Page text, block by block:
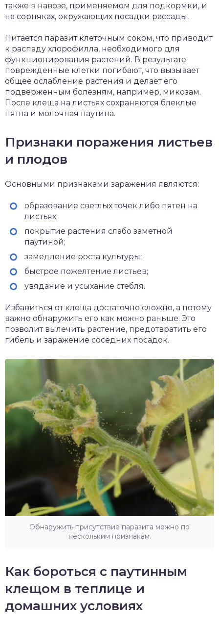
также в навозе, применяемом для подкормки, и
на сорняках, окружающих посадки рассады.
Питается паразит клеточным соком, что приводит
к распаду хлорофилла, необходимого для
функционирования растений. В результате
поврежденные клетки погибают, что вызывает
общее ослабление растения и делает его
подверженным болезням, например, микозам.
После клеща на листьях сохраняются блеклые
пятна и молочная паутина.
Признаки поражения листьев
и плодов
Основными признаками заражения являются:
образование светлых точек либо пятен на
листьях;
покрытие растения слабо заметной
паутиной;
замедление роста культуры;
быстрое пожелтение листьев;
увядание и усыхание стебля.
Избавиться от клеща достаточно сложно, а потому
важно обнаружить его как можно раньше. Это
позволит вылечить растение, предотвратить его
гибель и заражение соседних посадок.
Обнаружить присутствие паразита можно по
нескольким признакам.
Как бороться с паутинным
клещом в теплице и
домашних условиях